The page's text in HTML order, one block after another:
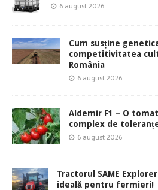
6 august 2026
Cum susține
competitivitatea
România
6 august 2026
Aldemir F1 – O
complex de
6 august 2026
Tractorul SAME
ideală pentru fermieri!